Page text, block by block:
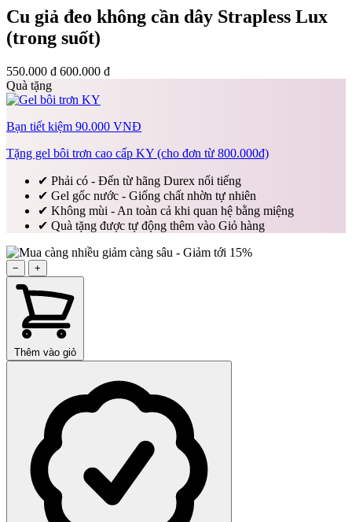
Cu giả đeo không cần dây Strapless Lux
(trong suốt)
550.000 đ 600.000 đ
Quà tặng
Bạn tiết kiệm 90.000 VNĐ
Tặng gel bôi trơn cao cấp KY (cho đơn từ 800.000đ)
✔ Phải có - Đến từ hãng Durex nổi tiếng
✔ Gel gốc nước - Giống chất nhờn tự nhiên
✔ Không mùi - An toàn cả khi quan hệ bằng miệng
✔ Quà tặng được tự động thêm vào Giỏ hàng
− +
Thêm vào giỏ